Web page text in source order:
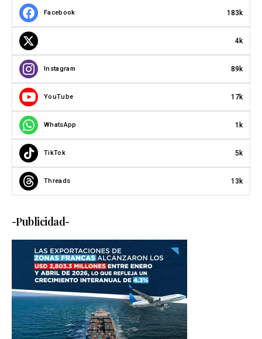
Facebook 183k
4k
Instagram 89k
YouTube 17k
WhatsApp 1k
TikTok 5k
Threads 13k
-Publicidad-